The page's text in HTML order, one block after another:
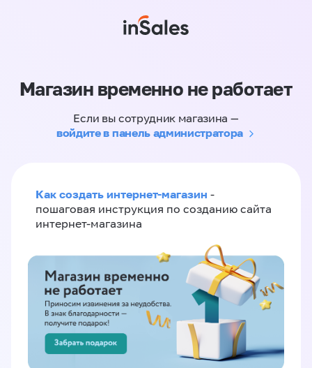
Магазин временно не работает
Если вы сотрудник магазина —
войдите в панель администратора
Как создать интернет-магазин -
пошаговая инструкция по созданию сайта
интернет-магазина